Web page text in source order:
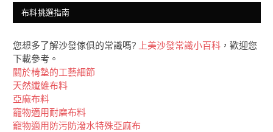
布料挑選指南
您想多了解沙發傢俱的常識嗎? 上美沙發常識小百科 ，歡迎您
下載參考。
關於椅墊的工藝細節
天然纖維布料
亞麻布料
竉物適用耐磨布料
竉物適用防污防潑水特殊亞麻布